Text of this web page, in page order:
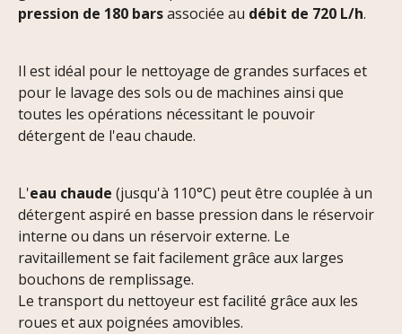
pression de 180 barsassociée au débit de 720 L/h.
Il est idéal pour le nettoyage de grandes surfaces et
pour le lavage des sols ou de machines ainsi que
toutes les opérations nécessitant le pouvoir
détergent de l'eau chaude.
L'eau chaude (jusqu'à 110°C) peut être couplée à un
détergent aspiré en basse pression dans le réservoir
interne ou dans un réservoir externe. Le
ravitaillement se fait facilement grâce aux larges
bouchons de remplissage.
Le transport du nettoyeur est facilité grâce aux les
roues et aux poignées amovibles.